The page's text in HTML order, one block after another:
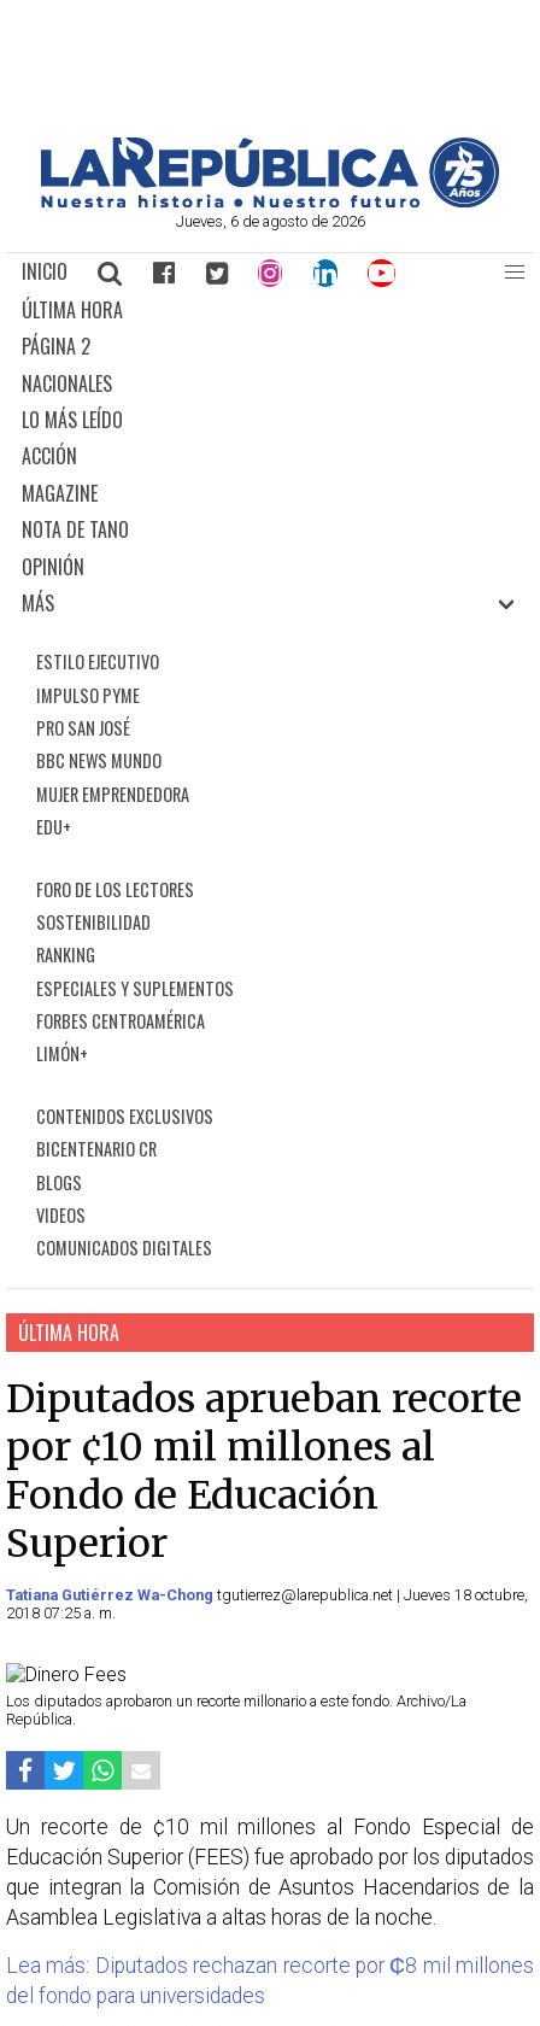
Jueves, 6 de agosto de 2026
INICIO
ÚLTIMA HORA
PÁGINA 2
NACIONALES
LO MÁS LEÍDO
ACCIÓN
MAGAZINE
NOTA DE TANO
OPINIÓN
MÁS
ESTILO EJECUTIVO
IMPULSO PYME
PRO SAN JOSÉ
BBC NEWS MUNDO
MUJER EMPRENDEDORA
EDU+
FORO DE LOS LECTORES
SOSTENIBILIDAD
RANKING
ESPECIALES Y SUPLEMENTOS
FORBES CENTROAMÉRICA
LIMÓN+
CONTENIDOS EXCLUSIVOS
BICENTENARIO CR
BLOGS
VIDEOS
COMUNICADOS DIGITALES
ÚLTIMA HORA
Diputados aprueban recorte
por ¢10 mil millones al
Fondo de Educación
Superior
Tatiana Gutiérrez Wa-Chong tgutierrez@larepublica.net | Jueves 18 octubre,
2018 07:25 a. m.
Los diputados aprobaron un recorte millonario a este fondo. Archivo/La
República.
Un recorte de ¢10 mil millones al Fondo Especial de
Educación Superior (FEES) fue aprobado por los diputados
que integran la Comisión de Asuntos Hacendarios de la
Asamblea Legislativa a altas horas de la noche.
Lea más: Diputados rechazan recorte por ₵8 mil millones
del fondo para universidades